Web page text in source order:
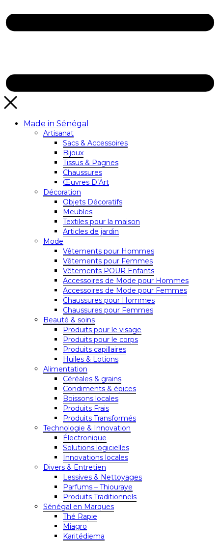
Made in Sénégal
Artisanat
Sacs & Accessoires
Bijoux
Tissus & Pagnes
Chaussures
Œuvres D’Art
Décoration
Objets Décoratifs
Meubles
Textiles pour la maison
Articles de jardin
Mode
Vêtements pour Hommes
Vêtements pour Femmes
Vêtements POUR Enfants
Accessoires de Mode pour Hommes
Accessoires de Mode pour Femmes
Chaussures pour Hommes
Chaussures pour Femmes
Beauté & soins
Produits pour le visage
Produits pour le corps
Produits capillaires
Huiles & Lotions
Alimentation
Céréales & grains
Condiments & épices
Boissons locales
Produits Frais
Produits Transformés
Technologie & Innovation
Électronique
Solutions logicielles
Innovations locales
Divers & Entretien
Lessives & Nettoyages
Parfums – Thiouraye
Produits Traditionnels
Sénégal en Marques
Thé Rapie
Miagro
Karitédiema